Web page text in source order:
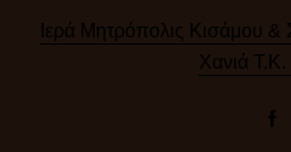
Ιερά Μητρόπολις Κισάμου
Χανιά